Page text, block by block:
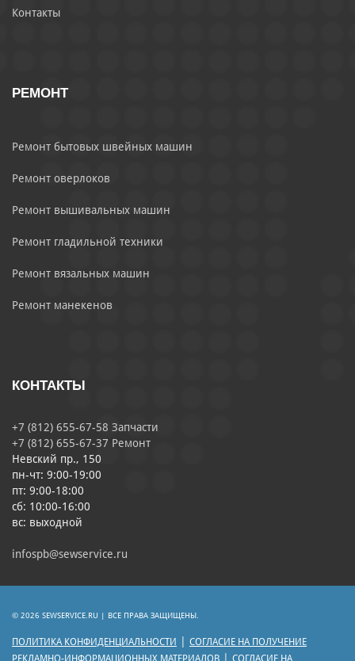
Контакты
РЕМОНТ
Ремонт бытовых швейных машин
Ремонт оверлоков
Ремонт вышивальных машин
Ремонт гладильной техники
Ремонт вязальных машин
Ремонт манекенов
КОНТАКТЫ
+7 (812) 655-67-58 Запчасти
+7 (812) 655-67-37 Ремонт
Невский пр., 150
пн-чт: 9:00-19:00
пт: 9:00-18:00
сб: 10:00-16:00
вс: выходной
infospb@sewservice.ru
© 2026 SEWSERVICE.RU | ВСЕ ПРАВА ЗАЩИЩЕНЫ.
ПОЛИТИКА КОНФИДЕНЦИАЛЬНОСТИ
СОГЛАСИЕ НА ПОЛУЧЕНИЕ
РЕКЛАМНО-ИНФОРМАЦИОННЫХ МАТЕРИАЛОВ
СОГЛАСИЕ НА